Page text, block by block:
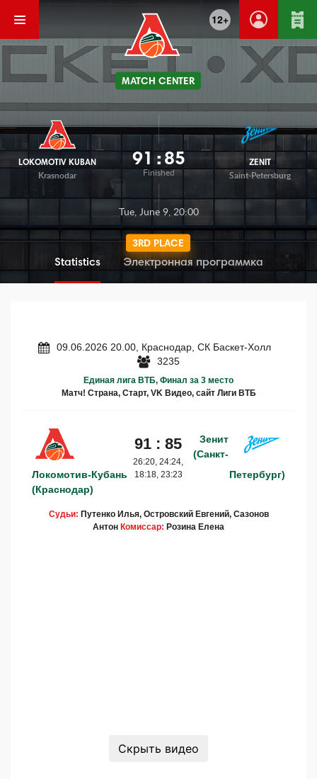
12+
MATCH CENTER
LOKOMOTIV KUBAN
Krasnodar
91 : 85
Finished
ZENIT
Saint-Petersburg
Tue, June 9, 20:00
3RD PLACE
Statistics Электронная программка